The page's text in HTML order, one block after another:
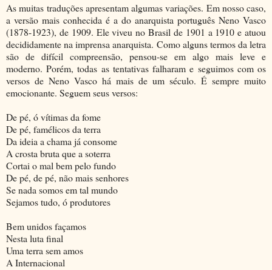
As muitas traduções apresentam algumas variações. Em nosso caso,
a versão mais conhecida é a do anarquista português Neno Vasco
(1878-1923), de 1909. Ele viveu no Brasil de 1901 a 1910 e atuou
decididamente na imprensa anarquista. Como alguns termos da letra
são de difícil compreensão, pensou-se em algo mais leve e
moderno. Porém, todas as tentativas falharam e seguimos com os
versos de Neno Vasco há mais de um século. É sempre muito
emocionante. Seguem seus versos:
De pé, ó vítimas da fome
De pé, famélicos da terra
Da ideia a chama já consome
A crosta bruta que a soterra
Cortai o mal bem pelo fundo
De pé, de pé, não mais senhores
Se nada somos em tal mundo
Sejamos tudo, ó produtores
Bem unidos façamos
Nesta luta final
Uma terra sem amos
A Internacional